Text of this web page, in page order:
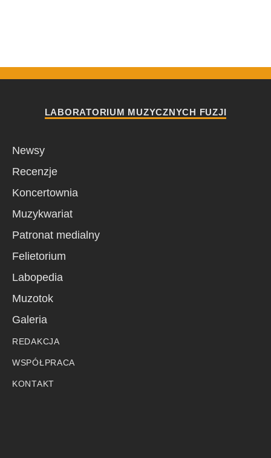
LABORATORIUM MUZYCZNYCH FUZJI
Newsy
Recenzje
Koncertownia
Muzykwariat
Patronat medialny
Felietorium
Labopedia
Muzotok
Galeria
REDAKCJA
WSPÓŁPRACA
KONTAKT